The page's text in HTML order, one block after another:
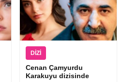
DIZI
Cenan Çamyurdu
Karakuyu dizisinde